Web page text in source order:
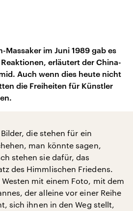
Massaker im Juni 1989 gab es
erläutert der China-
Auch wenn dies heute nicht
die Freiheiten für Künstler
die stehen für ein
man könnte sagen,
stehen sie dafür, das
des Himmlischen Friedens.
mit einem Foto, mit dem
der alleine vor einer Reihe
sich ihnen in den Weg stellt,